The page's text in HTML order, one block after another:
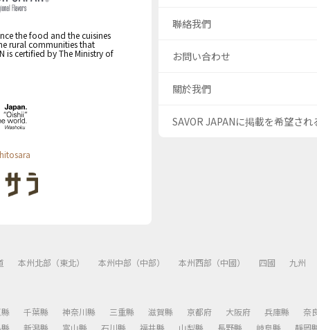
the food and the cuisines
rural communities that
is certified by The Ministry of
聯絡我們
お問い合わせ
關於我們
SAVOR JAPANに掲載を希望さ
本州北部（東北） 本州中部（中部） 本州西部（中國） 四國 九州
千葉縣 神奈川縣 三重縣 滋賀縣 京都府 大阪府 兵庫縣 奈
新潟縣 富山縣 石川縣 福井縣 山梨縣 長野縣 岐阜縣 靜岡